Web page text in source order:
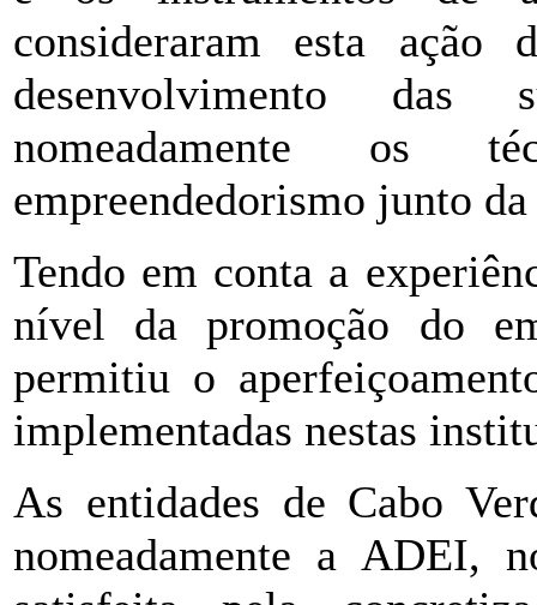
consideraram esta ação
desenvolvimento das
nomeadamente os
empreendedorismo junto
Tendo em conta a
nível da promoção do
permitiu o
implementadas nestas
As entidades de Cabo
nomeadamente a ADEI,